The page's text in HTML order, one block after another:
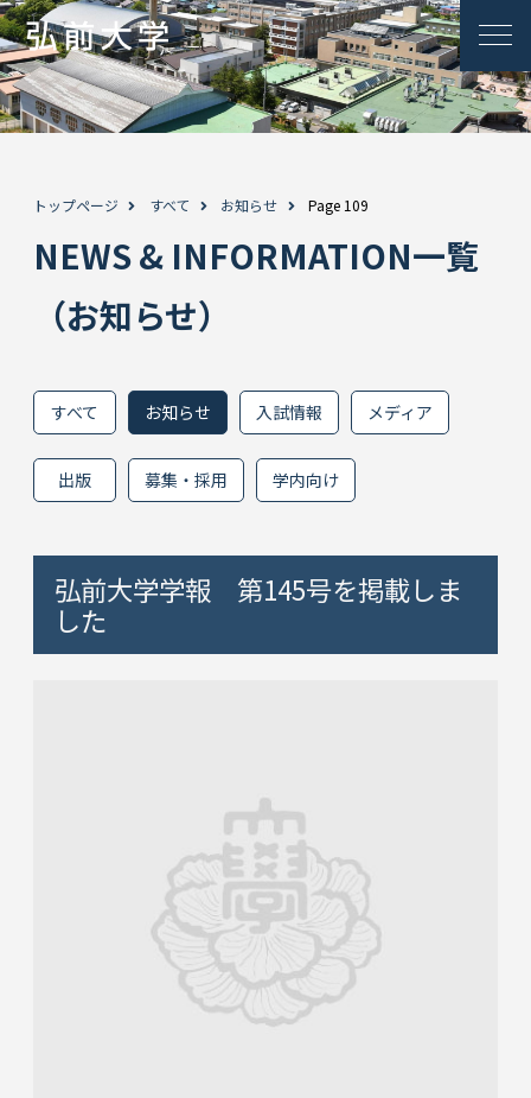
トップページ すべて お知らせ Page 109
NEWS & INFORMATION一覧
（お知らせ）
すべて お知らせ 入試情報 メディア
出版 募集・採用 学内向け
弘前大学学報 第145号を掲載しま
した